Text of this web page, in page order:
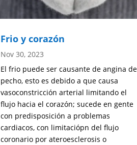
Frio y corazón
Nov 30, 2023
El frio puede ser causante de angina de
pecho, esto es debido a que causa
vasoconstricción arterial limitando el
flujo hacia el corazón; sucede en gente
con predisposición a problemas
cardiacos, con limitaciópn del flujo
coronario por ateroesclerosis o